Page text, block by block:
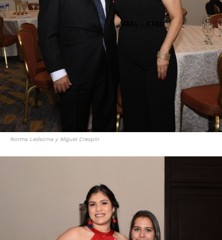
Norma Ledezma y Miguel Crespín